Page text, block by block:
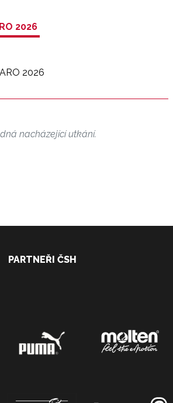
2026
2026
nacházející utkání.
PARTNEŘI ČSH